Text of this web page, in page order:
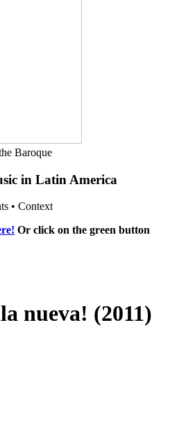
Baroque
in Latin America
• Context
Or click on the green button
nueva! (2011)